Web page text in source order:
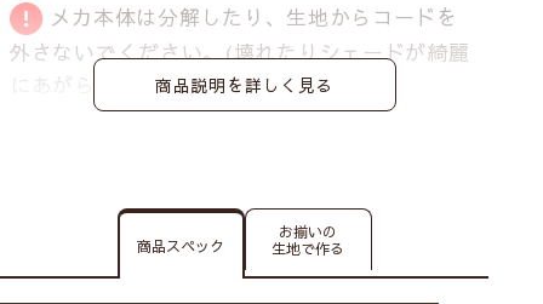
メカ本体は分解したり、生地からコードを
外さないでください。(壊れたりシェードが綺麗
にあがらなくなる恐れがあります)
商品説明を詳しく見る
商品スペック
お揃いの
生地で作る